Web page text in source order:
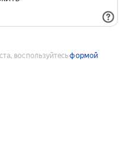
воспользуйтесьформой